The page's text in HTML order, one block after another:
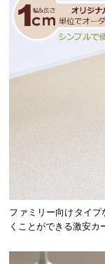
ファミリー向けタイ
くことができる激安カ